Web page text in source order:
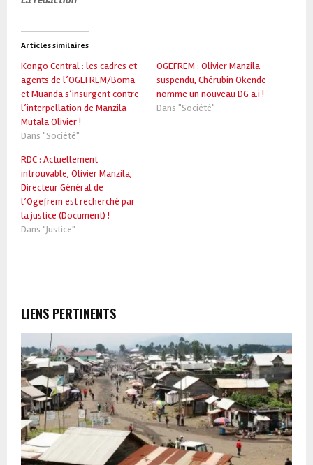
Articles similaires
Kongo Central : les cadres et
agents de l’OGEFREM/Boma
et Muanda s’insurgent contre
l’interpellation de Manzila
Mutala Olivier !
Dans "Société"
OGEFREM : Olivier Manzila
suspendu, Chérubin Okende
nomme un nouveau DG a.i !
Dans "Société"
RDC : Actuellement
introuvable, Olivier Manzila,
Directeur Général de
l’Ogefrem est recherché par
la justice (Document) !
Dans "Justice"
LIENS PERTINENTS